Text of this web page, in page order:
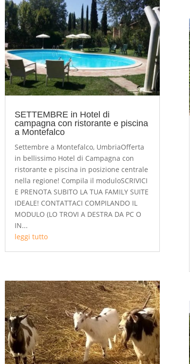
SETTEMBRE in Hotel di
campagna con ristorante e piscina
a Montefalco
Settembre a Montefalco, UmbriaOfferta
in bellissimo Hotel di Campagna con
ristorante e piscina in posizione centrale
nella regione! Compila il moduloSCRIVICI
E PRENOTA SUBITO LA TUA FAMILY SUITE
IDEALE! CONTATTACI COMPILANDO IL
MODULO (LO TROVI A DESTRA DA PC O
IN...
leggi tutto